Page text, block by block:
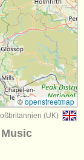
©openstreetmap
(UK)